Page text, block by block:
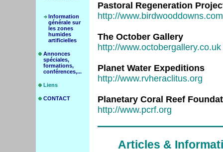
Information
générale sur
les zones
humides
artificielles
Annonces
spéciales,
formations,
conférences,...
Liens
CONTACT
Pastoral Regeneration
http://www.birdwooddowns.com
The October Gallery
http://www.octobergallery.co.uk
Planet Water Expeditions
http://www.rvheraclitus.org
Planetary Coral Reef
http://www.pcrf.org
Articles &